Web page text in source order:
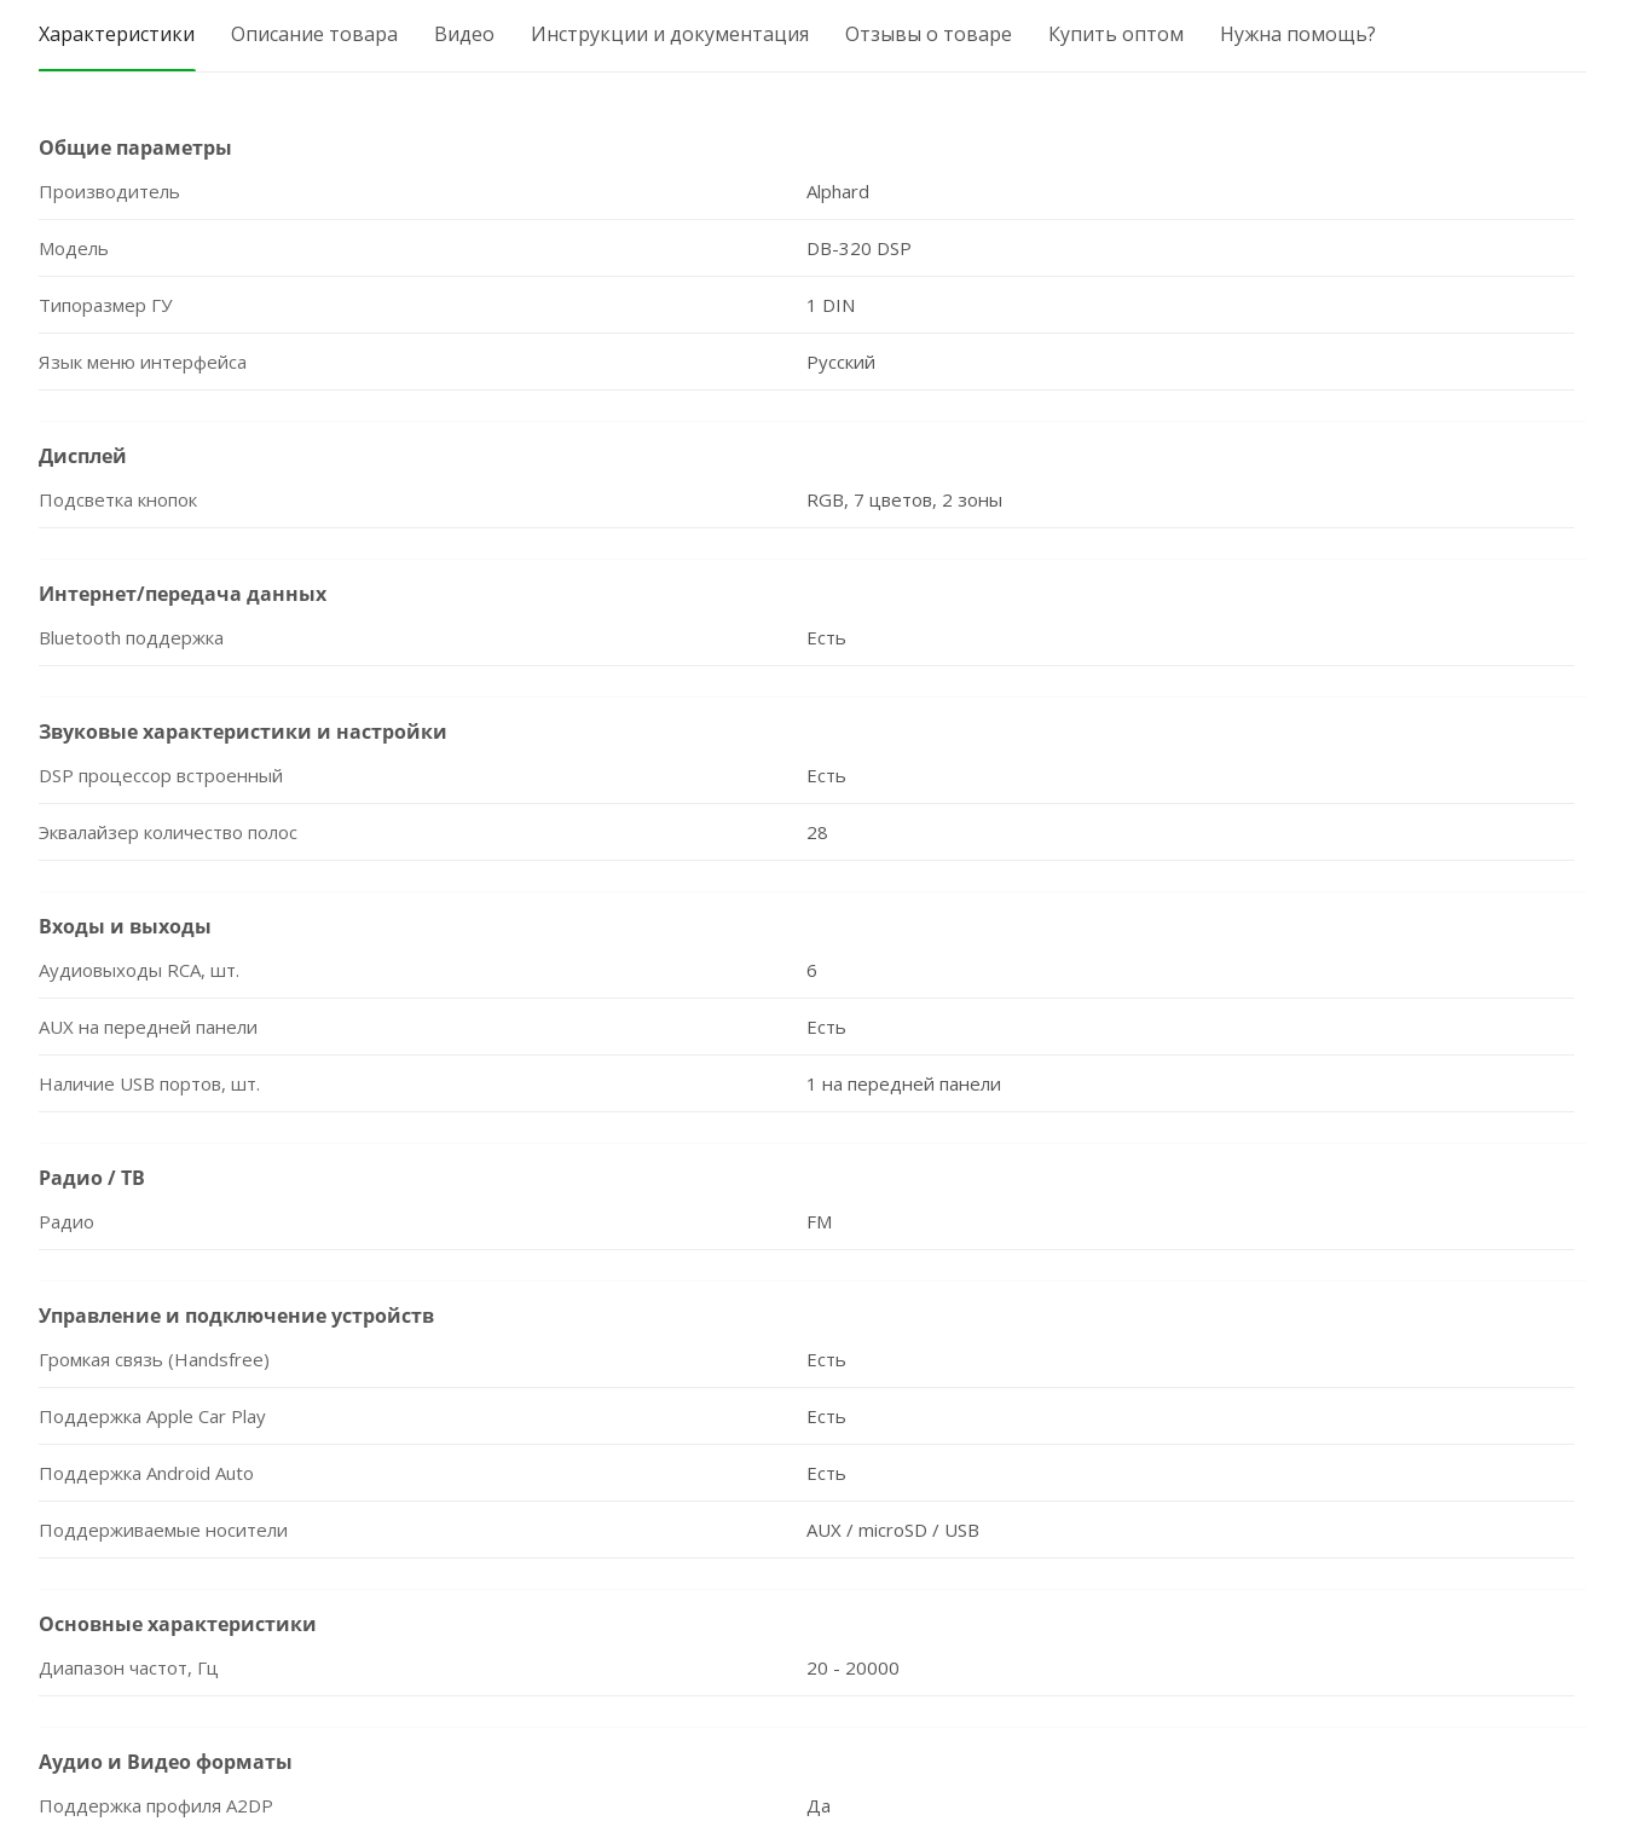
Характеристики Описание товара Видео Инструкции и документация Отзывы о товаре Купить оптом Нужна помощь?
Общие параметры
Производитель Alphard
Модель DB-320 DSP
Типоразмер ГУ 1 DIN
Язык меню интерфейса Русский
Дисплей
Подсветка кнопок RGB, 7 цветов, 2 зоны
Интернет/передача данных
Bluetooth поддержка Есть
Звуковые характеристики и настройки
DSP процессор встроенный Есть
Эквалайзер количество полос 28
Входы и выходы
Аудиовыходы RCA, шт. 6
AUX на передней панели Есть
Наличие USB портов, шт. 1 на передней панели
Радио / ТВ
Радио FM
Управление и подключение устройств
Громкая связь (Handsfree) Есть
Поддержка Apple Car Play Есть
Поддержка Android Auto Есть
Поддерживаемые носители AUX / microSD / USB
Основные характеристики
Диапазон частот, Гц 20 - 20000
Аудио и Видео форматы
Поддержка профиля A2DP Да